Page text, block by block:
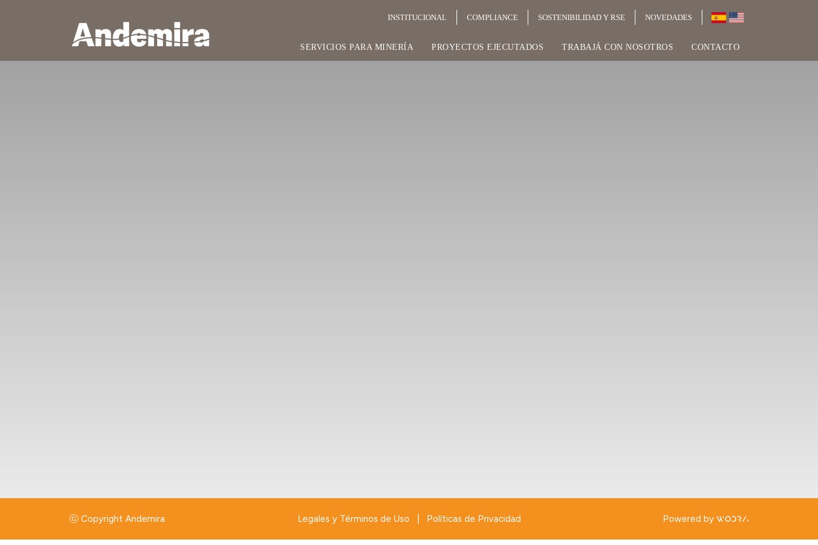
INSTITUCIONAL COMPLIANCE SOSTENIBILIDAD Y RSE NOVEDADES
SERVICIOS PARA MINERÍA PROYECTOS EJECUTADOS TRABAJÁ CON NOSOTROS CONTACTO
ⓒ Copyright Andemira Legales y Términos de Uso Políticas de Privacidad Powered by